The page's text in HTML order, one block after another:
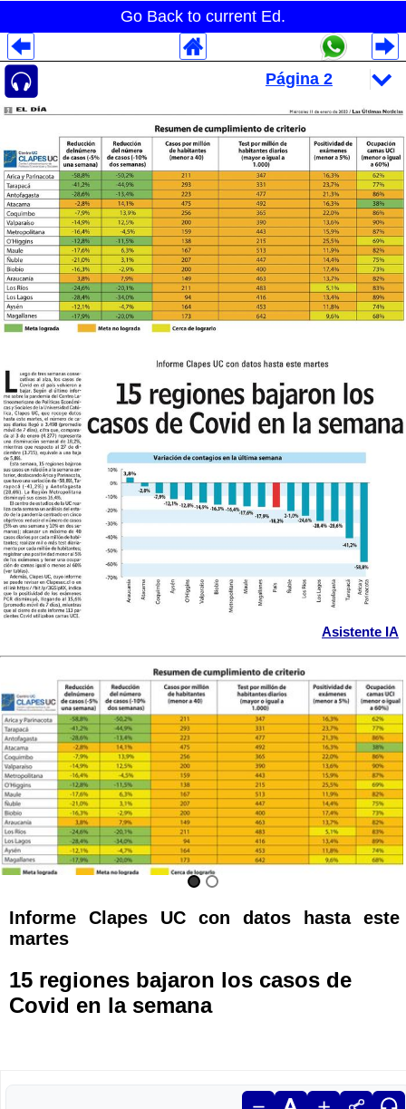
Go Back to current Ed.
Asistente IA
Informe Clapes UC con datos hasta este
martes
15 regiones bajaron los casos de
Covid en la semana
Despliegues Analytics
Despliegues Totales
Despliegues por Rubros